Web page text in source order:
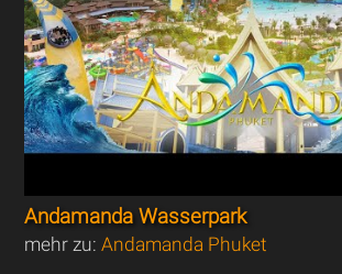
Andamanda Wasserpark
mehr zu:Andamanda Phuket